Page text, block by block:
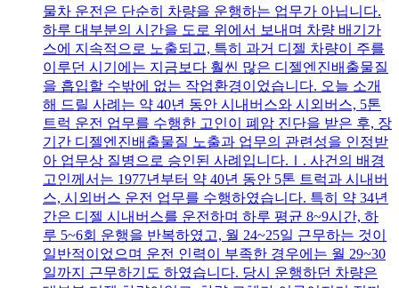
물차 운전은 단순히 차량을 운행하는 업무가 아닙니다.
하루 대부분의 시간을 도로 위에서 보내며 차량 배기가
스에 지속적으로 노출되고, 특히 과거 디젤 차량이 주를
이루던 시기에는 지금보다 훨씬 많은 디젤엔진배출물질
을 흡입할 수밖에 없는 작업환경이었습니다. 오늘 소개
해 드릴 사례는 약 40년 동안 시내버스와 시외버스, 5톤
트럭 운전 업무를 수행한 고인이 폐암 진단을 받은 후, 장
기간 디젤엔진배출물질 노출과 업무의 관련성을 인정받
아 업무상 질병으로 승인된 사례입니다.Ⅰ. 사건의 배경
고인께서는 1977년부터 약 40년 동안 5톤 트럭과 시내버
스, 시외버스 운전 업무를 수행하였습니다. 특히 약 34년
간은 디젤 시내버스를 운전하며 하루 평균 8~9시간, 하
루 5~6회 운행을 반복하였고, 월 24~25일 근무하는 것이
일반적이었으며 운전 인력이 부족한 경우에는 월 29~30
일까지 근무하기도 하였습니다. 당시 운행하던 차량은